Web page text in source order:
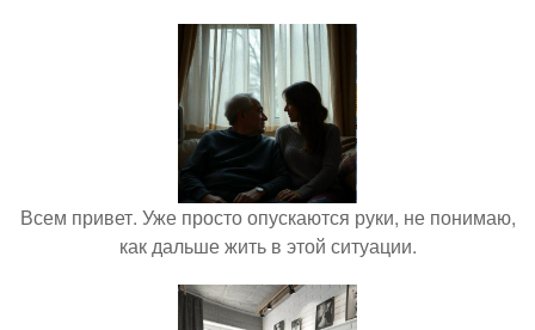
Всем привет. Уже просто опускаются руки, не понимаю,
как дальше жить в этой ситуации.